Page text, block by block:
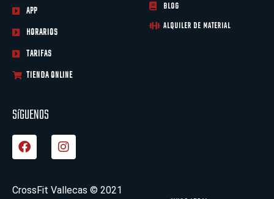
APP
HORARIOS
TARIFAS
TIENDA ONLINE
BLOG
ALQUILER DE MATERIAL
SíGUENOS
F
a
b
I
n
a
CrossFit Vallecas © 2021